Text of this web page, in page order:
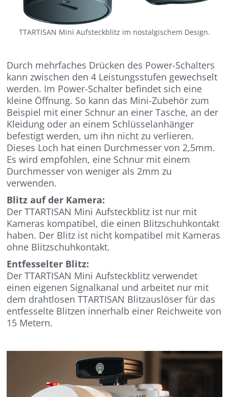
TTARTISAN Mini Aufsteckblitz im nostalgischem Design.
Durch mehrfaches Drücken des Power-Schalters
kann zwischen den 4 Leistungsstufen gewechselt
werden. Im Power-Schalter befindet sich eine
kleine Öffnung. So kann das Mini-Zubehör zum
Beispiel mit einer Schnur an einer Tasche, an der
Kleidung oder an einem Schlüsselanhänger
befestigt werden, um ihn nicht zu verlieren.
Dieses Loch hat einen Durchmesser von 2,5mm.
Es wird empfohlen, eine Schnur mit einem
Durchmesser von weniger als 2mm zu
verwenden.
Blitz auf der Kamera:
Der TTARTISAN Mini Aufsteckblitz ist nur mit
Kameras kompatibel, die einen Blitzschuhkontakt
haben. Der Blitz ist nicht kompatibel mit Kameras
ohne Blitzschuhkontakt.
Entfesselter Blitz:
Der TTARTISAN Mini Aufsteckblitz verwendet
einen eigenen Signalkanal und arbeitet nur mit
dem drahtlosen TTARTISAN Blitzauslöser für das
entfesselte Blitzen innerhalb einer Reichweite von
15 Metern.